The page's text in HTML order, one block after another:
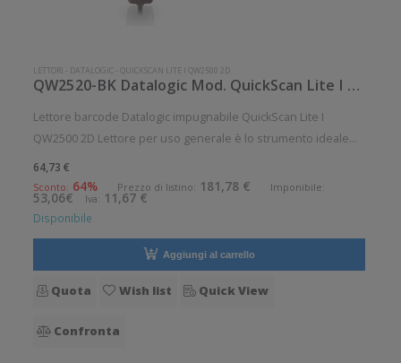
LETTORI - DATALOGIC -QUICKSCAN LITE I QW2500 2D
QW2520-BK Datalogic Mod. QuickScan Lite I QW2500 2D.
Lettore barcode Datalogic impugnabile QuickScan Lite I
QW2500 2D Lettore per uso generale è lo strumento ideale
per le aziende che desiderano migliorare le applicazioni
quotidiane di lettura dei codici a barre. Lettura QrCode
abilitata. Angolo di
64,73 €
Sconto: 64% Prezzo di listino: 181,78 € Imponibile:
53,06€ Iva: 11,67 €
Disponibile
Aggiungi al carrello
Quota Wish list Quick View
Confronta